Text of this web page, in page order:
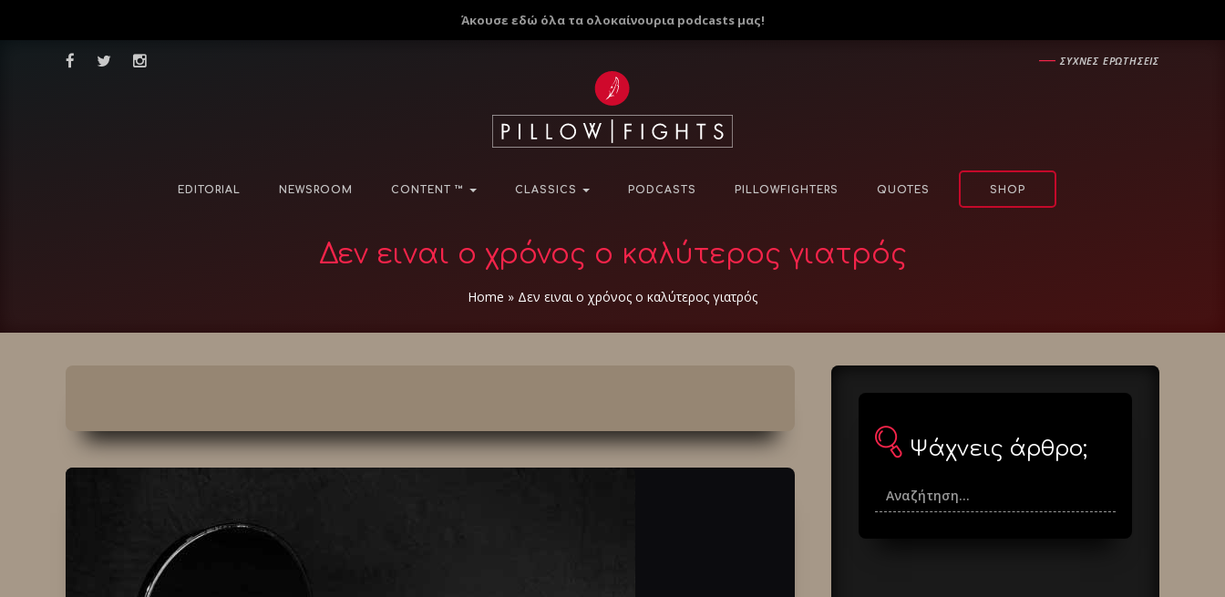
Άκουσε εδώ όλα τα ολοκαίνουρια podcasts μας!
―ΣΥΧΝΕΣ ΕΡΩΤΗΣΕΙΣ
EDITORIAL NEWSROOM CONTENT ™ CLASSICS PODCASTS PILLOWFIGHTERS QUOTES SHOP
Δεν ειναι ο χρόνος ο καλύτερος γιατρός
Home » Δεν ειναι ο χρόνος ο καλύτερος γιατρός
Ψάχνεις άρθρο;